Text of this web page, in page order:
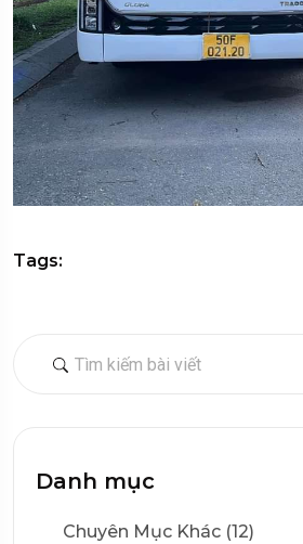
Danh mục
Chuyên Mục Khác (12)
Tags: